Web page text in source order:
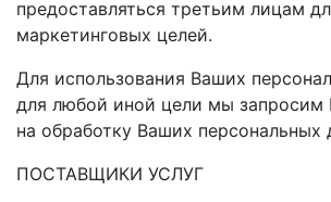
предоставляться третьим лицам
маркетинговых целей.
Для использования Ваших
для любой иной цели мы запросим
на обработку Ваших персональных
ПОСТАВЩИКИ УСЛУГ